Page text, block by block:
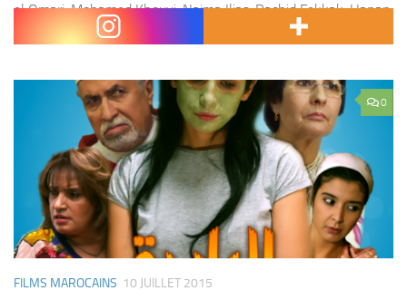
el Omari, Mohamed Khouyi, Naima Ilias, Rachid Fekkak, Hanan
Ben Moussa, Mehdi Ouazani Film : Dilemme , hayra...
0
FILMS MAROCAINS 10 JUILLET 2015